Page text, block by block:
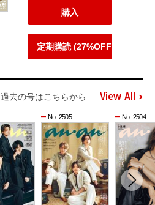
購入
定期購読 (27%OFF)
過去の号はこちらから View All
No. 2505 No. 2504